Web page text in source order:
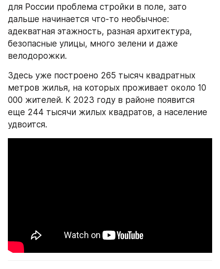
для России проблема стройки в поле, зато
дальше начинается что-то необычное:
адекватная этажность, разная архитектура,
безопасные улицы, много зелени и даже
велодорожки.
Здесь уже построено 265 тысяч квадратных
метров жилья, на которых проживает около 10
000 жителей. К 2023 году в районе появится
еще 244 тысячи жилых квадратов, а население
удвоится.